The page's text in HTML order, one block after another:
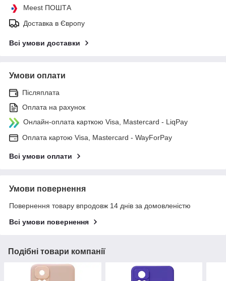
Meest ПОШТА
Доставка в Європу
Всі умови доставки
Умови оплати
Післяплата
Оплата на рахунок
Онлайн-оплата карткою Visa, Mastercard - LiqPay
Оплата картою Visa, Mastercard - WayForPay
Всі умови оплати
Умови повернення
Повернення товару впродовж 14 днів за домовленістю
Всі умови повернення
Подібні товари компанії